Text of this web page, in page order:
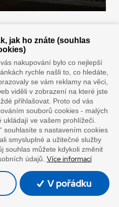
dopravcem
s jistotou”
Europack
jak ho znáte (souhlas
nakupování bylo co nejlepší
rychle našli to, co hledáte,
se vám reklamy na věci,
viděli v zobrazení na které jste
přihlašovat. Proto od vás
souborů cookies - malých
ukládají ve vašem prohlížeči.
souhlasíte s nastavením cookies
smysluplné a užitečné služby
souhlas můžete kdykoli změnit
údajů. Více informací
V pořádku